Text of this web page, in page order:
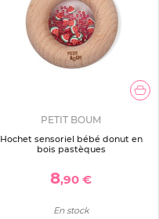
PETIT BOUM
Hochet sensoriel bébé donut en
bois pastèques
8,90 €
En stock